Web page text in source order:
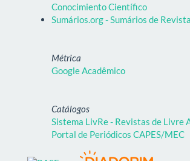
Conocimiento Científico
Sumários.org - Sumários de
Métrica
Google Acadêmico
Catálogos
Sistema LivRe - Revistas de Livre
Portal de Periódicos CAPES/MEC